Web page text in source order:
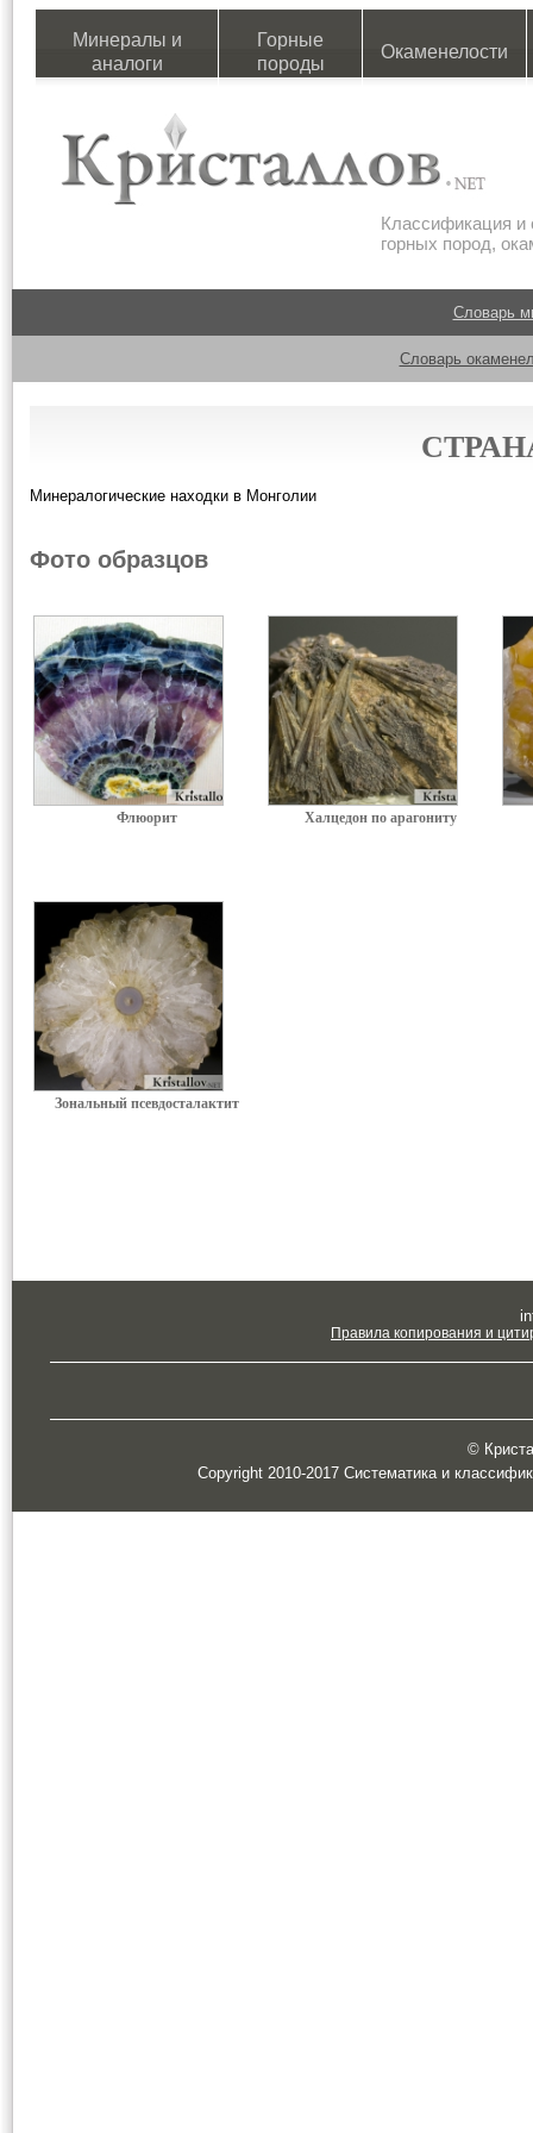
Минералы и
аналоги
Горные
породы
Окаменелости
Классификация и
горных пород,
Словарь
Словарь
Минералогические находки в Монголии
Фото образцов
Флюорит Халцедон по арагониту
Зональный псевдосталактит
Правила копирования и
©
Copyright 2010-2017 Систематика и